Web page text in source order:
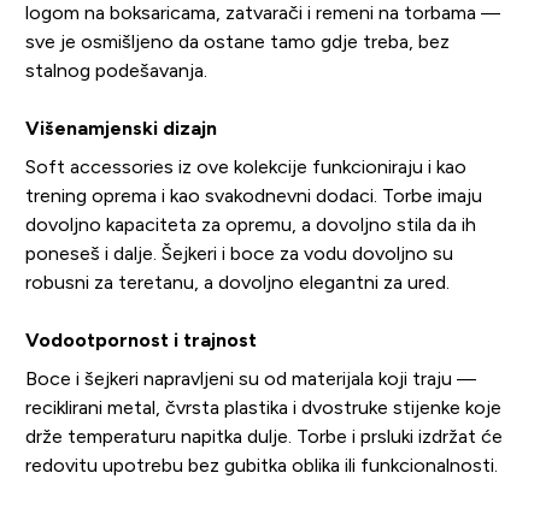
logom na boksaricama, zatvarači i remeni na torbama —
sve je osmišljeno da ostane tamo gdje treba, bez
stalnog podešavanja.
Višenamjenski dizajn
Soft accessories iz ove kolekcije funkcioniraju i kao
trening oprema i kao svakodnevni dodaci. Torbe imaju
dovoljno kapaciteta za opremu, a dovoljno stila da ih
poneseš i dalje. Šejkeri i boce za vodu dovoljno su
robusni za teretanu, a dovoljno elegantni za ured.
Vodootpornost i trajnost
Boce i šejkeri napravljeni su od materijala koji traju —
reciklirani metal, čvrsta plastika i dvostruke stijenke koje
drže temperaturu napitka dulje. Torbe i prsluki izdržat će
redovitu upotrebu bez gubitka oblika ili funkcionalnosti.